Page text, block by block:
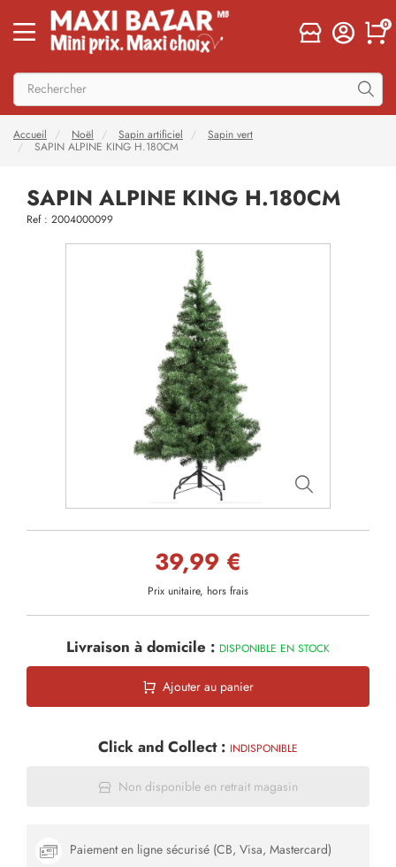
0
Accueil Noël Sapin artificiel
Sapin vert
SAPIN ALPINE KING H.180CM
SAPIN ALPINE KING H.180CM
Ref : 2004000099
39,99 €
Prix unitaire, hors frais
Livraison à domicile : DISPONIBLE EN STOCK
Ajouter au panier
Click and Collect : INDISPONIBLE
Non disponible en retrait magasin
Paiement en ligne sécurisé (CB, Visa, Mastercard)